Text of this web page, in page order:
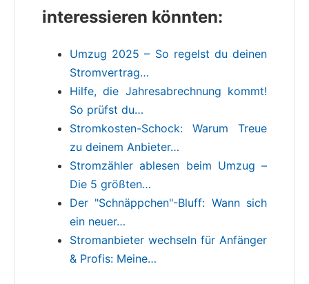
interessieren könnten:
Umzug 2025 – So regelst du deinen
Stromvertrag…
Hilfe, die Jahresabrechnung kommt!
So prüfst du…
Stromkosten-Schock: Warum Treue
zu deinem Anbieter…
Stromzähler ablesen beim Umzug –
Die 5 größten…
Der "Schnäppchen"-Bluff: Wann sich
ein neuer…
Stromanbieter wechseln für Anfänger
& Profis: Meine…